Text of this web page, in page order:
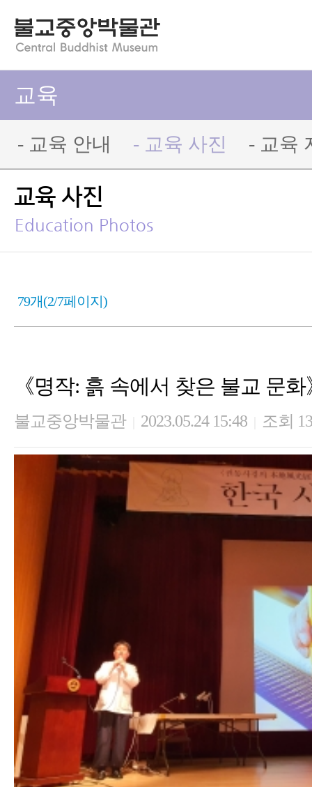
교육
- 교육 안내 - 교육 사진 - 교육
교육 사진
Education Photos
79개(2/7페이지)
《명작: 흙 속에서 찾은 불교 문
불교중앙박물관 2023.05.24 15:48 조회